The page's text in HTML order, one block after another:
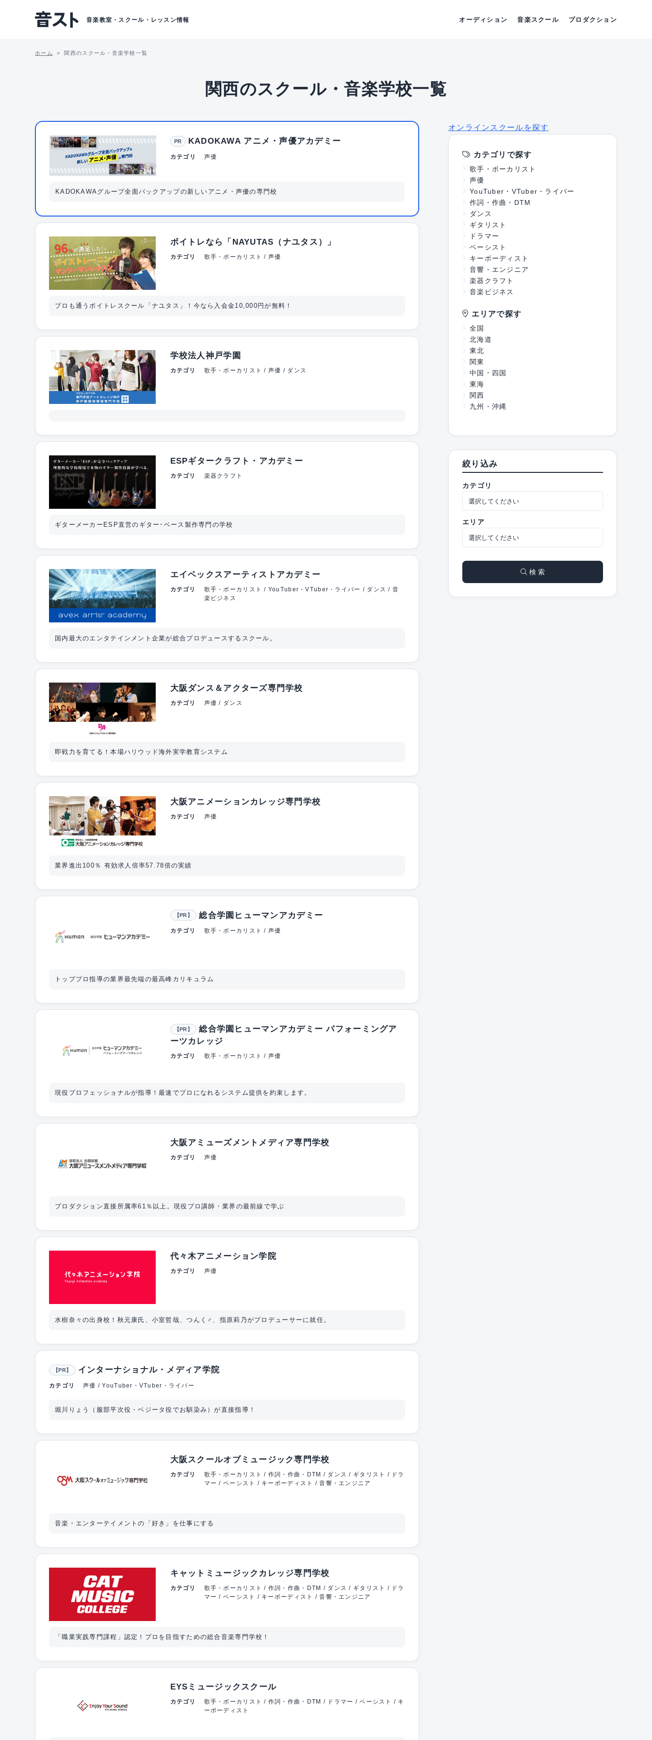
音楽教室・スクール・レッスン情報 オーディション 音楽スクール プロダクション
ホーム 関西のスクール・音楽学校一覧
関西のスクール・音楽学校一覧
PR KADOKAWA アニメ・声優アカデミー
カテゴリ 声優
KADOKAWAグループ全面バックアップの新しいアニメ・声優の専門校
ボイトレなら「NAYUTAS（ナユタス）」
カテゴリ 歌手・ボーカリスト / 声優
プロも通うボイトレスクール「ナユタス」！今なら入会金10,000円が無料！
学校法人神戸学園
カテゴリ 歌手・ボーカリスト / 声優 / ダンス
ESPギタークラフト・アカデミー
カテゴリ 楽器クラフト
ギターメーカーESP直営のギター･ベース製作専門の学校
エイベックスアーティストアカデミー
カテゴリ
歌手・ボーカリスト / YouTuber・VTuber・ライバー / ダンス / 音
楽ビジネス
国内最大のエンタテインメント企業が総合プロデュースするスクール。
大阪ダンス＆アクターズ専門学校
カテゴリ 声優 / ダンス
即戦力を育てる！本場ハリウッド海外実学教育システム
大阪アニメーションカレッジ専門学校
カテゴリ 声優
業界進出100％ 有効求人倍率57.78倍の実績
【PR】 総合学園ヒューマンアカデミー
カテゴリ 歌手・ボーカリスト / 声優
トッププロ指導の業界最先端の最高峰カリキュラム
【PR】
総合学園ヒューマンアカデミー パフォーミングア
ーツカレッジ
カテゴリ 歌手・ボーカリスト / 声優
現役プロフェッショナルが指導！最速でプロになれるシステム提供を約束します。
大阪アミューズメントメディア専門学校
カテゴリ 声優
プロダクション直接所属率61％以上。現役プロ講師・業界の最前線で学ぶ
代々木アニメーション学院
カテゴリ 声優
水樹奈々の出身校！秋元康氏、小室哲哉、つんく♂、指原莉乃がプロデューサーに就任。
【PR】 インターナショナル・メディア学院
カテゴリ 声優 / YouTuber・VTuber・ライバー
堀川りょう（服部平次役・ベジータ役でお馴染み）が直接指導！
大阪スクールオブミュージック専門学校
カテゴリ
歌手・ボーカリスト / 作詞・作曲・DTM / ダンス / ギタリスト / ドラ
マー / ベーシスト / キーボーディスト / 音響・エンジニア
音楽・エンターテイメントの「好き」を仕事にする
キャットミュージックカレッジ専門学校
カテゴリ
歌手・ボーカリスト / 作詞・作曲・DTM / ダンス / ギタリスト / ドラ
マー / ベーシスト / キーボーディスト / 音響・エンジニア
「職業実践専門課程」認定！プロを目指すための総合音楽専門学校！
EYSミュージックスクール
カテゴリ
歌手・ボーカリスト / 作詞・作曲・DTM / ドラマー / ベーシスト / キ
ーボーディスト
オンラインスクールを探す
カテゴリで探す
歌手・ボーカリスト
声優
YouTuber・VTuber・ライバー
作詞・作曲・DTM
ダンス
ギタリスト
ドラマー
ベーシスト
キーボーディスト
音響・エンジニア
楽器クラフト
音楽ビジネス
エリアで探す
全国
北海道
東北
関東
中国・四国
東海
関西
九州・沖縄
絞り込み
カテゴリ
エリア
検 索